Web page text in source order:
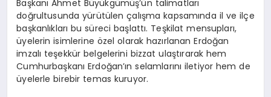
Başkanı Ahmet Büyükgümüş’ün talimatları
doğrultusunda yürütülen çalışma kapsamında il ve ilçe
başkanlıkları bu süreci başlattı. Teşkilat mensupları,
üyelerin isimlerine özel olarak hazırlanan Erdoğan
imzalı teşekkür belgelerini bizzat ulaştırarak hem
Cumhurbaşkanı Erdoğan’ın selamlarını iletiyor hem de
üyelerle birebir temas kuruyor.